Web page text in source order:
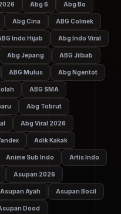
Abg 6 Abg Bo
Abg Cina ABG Colmek
Indo Hijab Abg Indo Viral
Abg Jepang ABG Jilbab
ABG Mulus Abg Ngentot
ABG SMA
Abg Tobrut
Abg Viral 2026
Adik Kakak
Anime Sub Indo Artis Indo
Asupan 2026
Asupan Ayah Asupan Bocil
Dood